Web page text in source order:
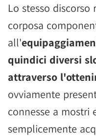
Lo stesso
corposa
all'
quindici diversi
attraverso
ovviamente
connesse a mostri
semplicemente